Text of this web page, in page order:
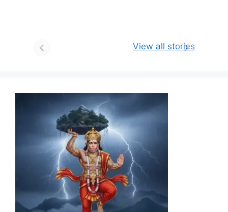
View all stories